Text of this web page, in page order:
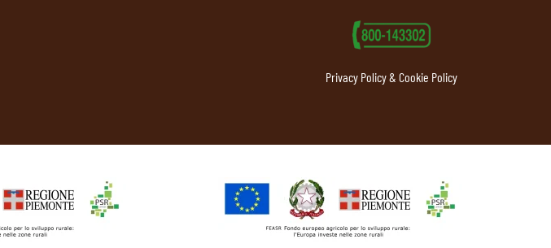
Privacy Policy & Cookie Policy